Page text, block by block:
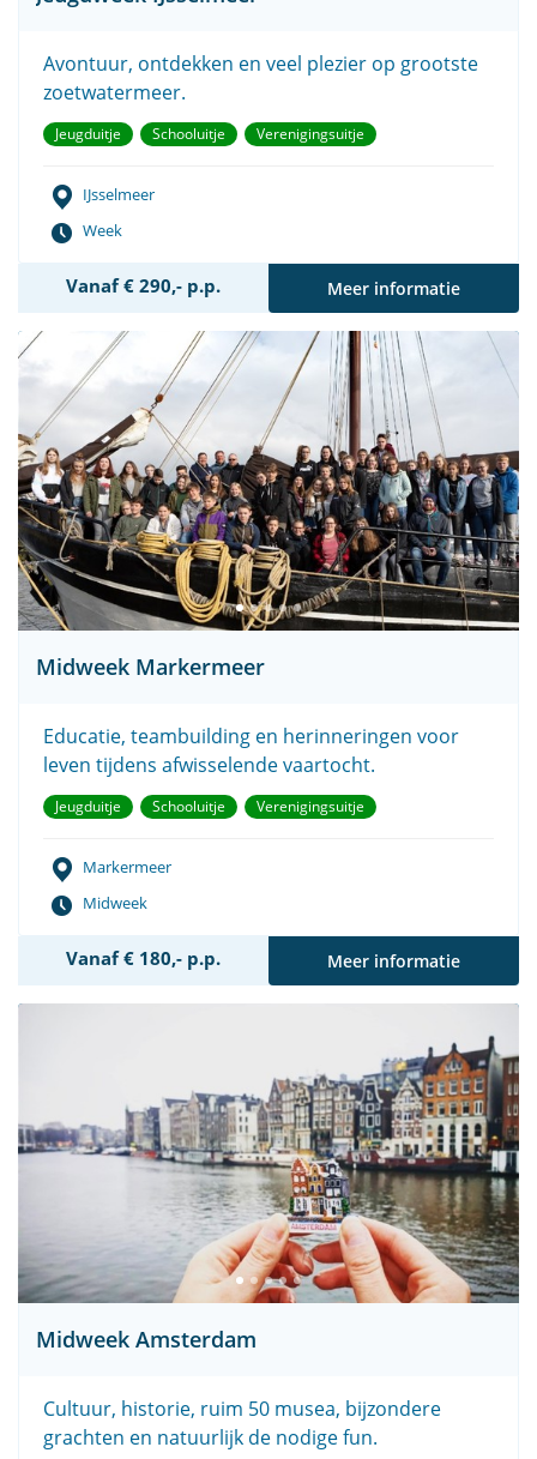
Avontuur, ontdekken en veel plezier op grootste
zoetwatermeer.
Jeugduitje Schooluitje Verenigingsuitje
IJsselmeer
Week
Vanaf € 290,- p.p. Meer informatie
Midweek Markermeer
Educatie, teambuilding en herinneringen voor
leven tijdens afwisselende vaartocht.
Jeugduitje Schooluitje Verenigingsuitje
Markermeer
Midweek
Vanaf € 180,- p.p. Meer informatie
Midweek Amsterdam
Cultuur, historie, ruim 50 musea, bijzondere
grachten en natuurlijk de nodige fun.